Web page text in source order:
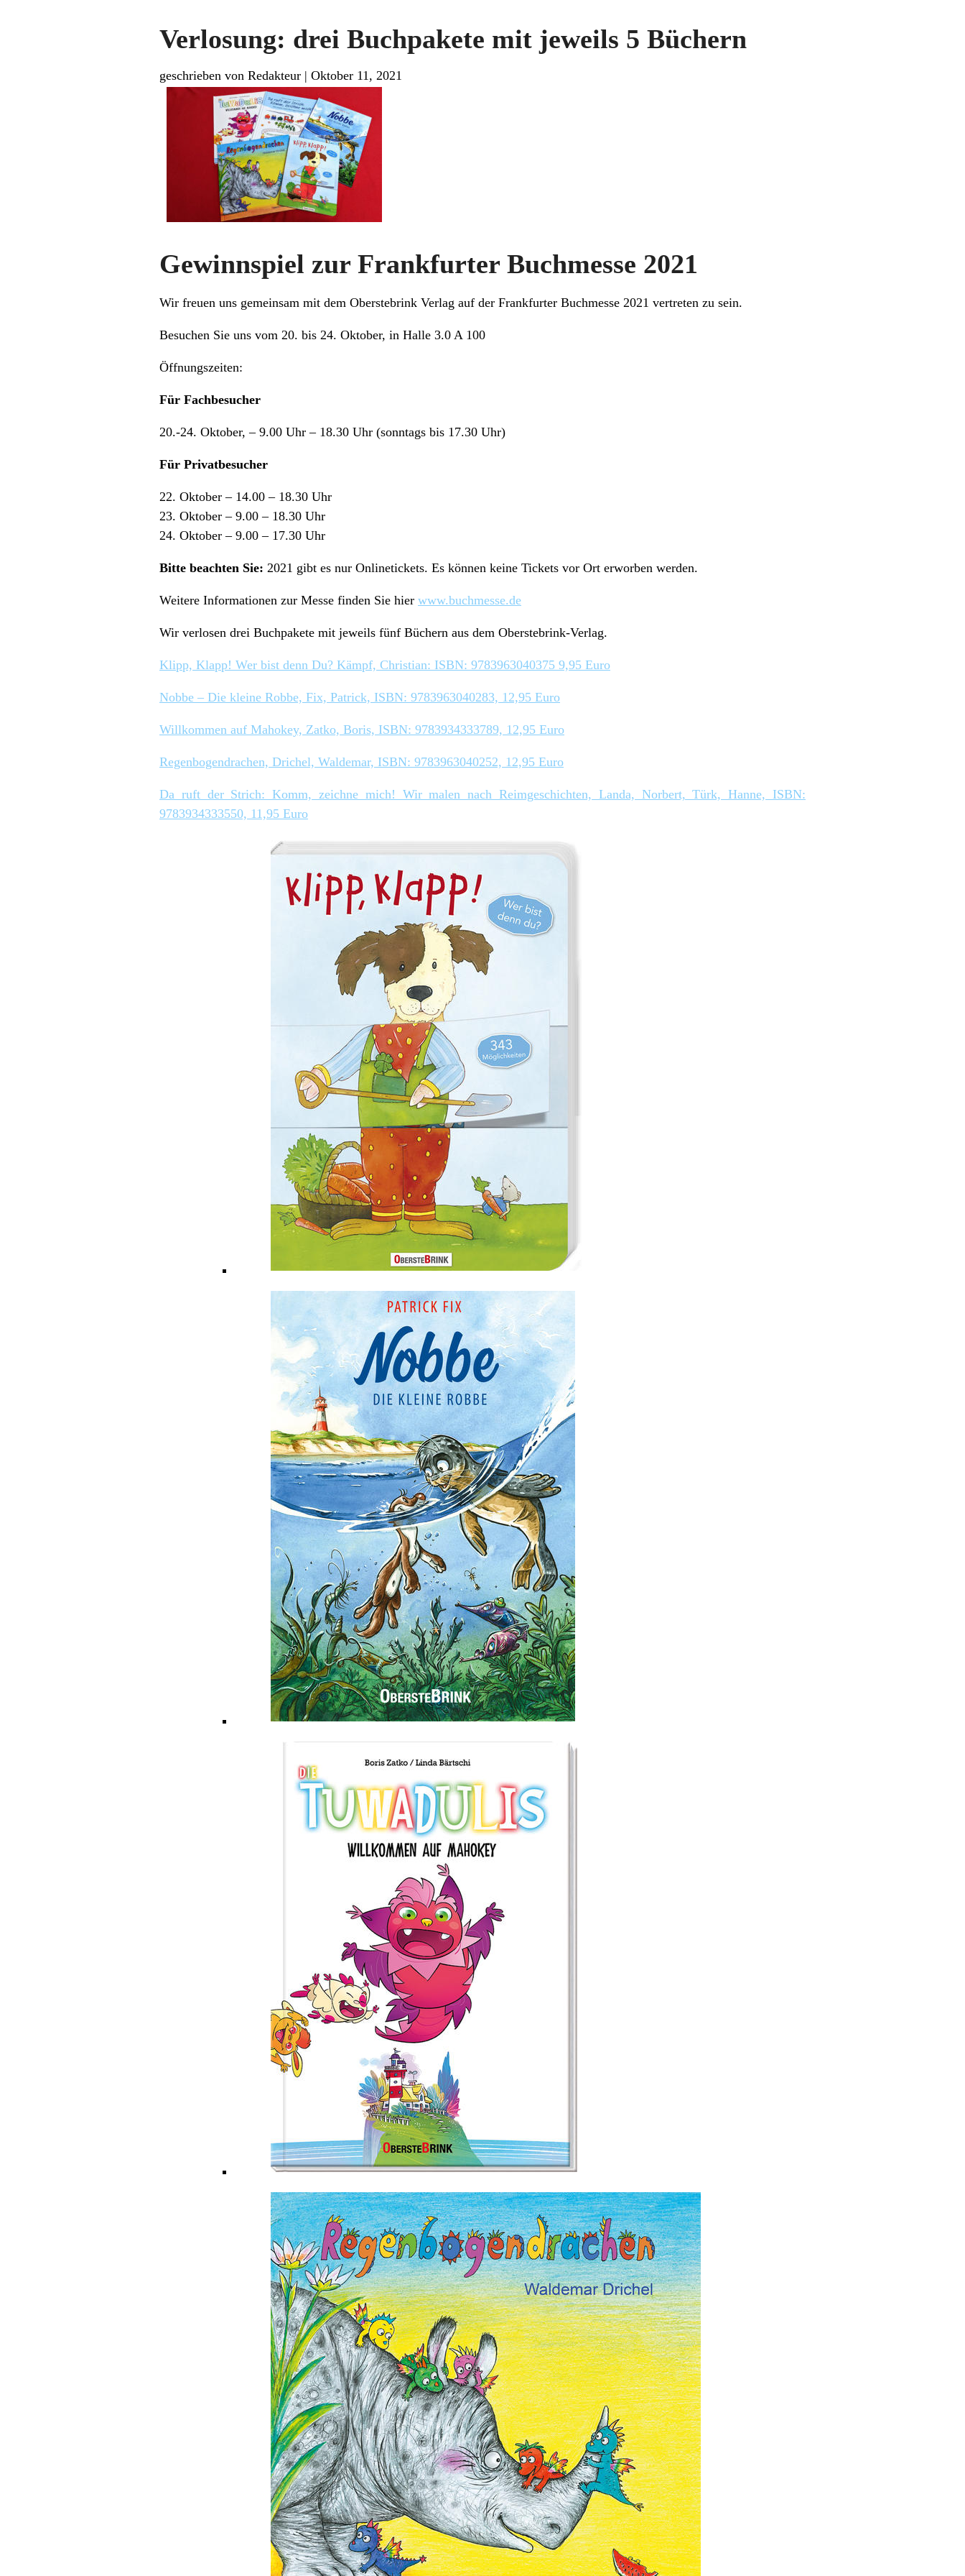
Verlosung: drei Buchpakete mit jeweils 5 Büchern
geschrieben von Redakteur | Oktober 11, 2021
Gewinnspiel zur Frankfurter Buchmesse 2021
Wir freuen uns gemeinsam mit dem Oberstebrink Verlag auf der Frankfurter Buchmesse 2021 vertreten zu sein.
Besuchen Sie uns vom 20. bis 24. Oktober, in Halle 3.0 A 100
Öffnungszeiten:
Für Fachbesucher
20.-24. Oktober, – 9.00 Uhr – 18.30 Uhr (sonntags bis 17.30 Uhr)
Für Privatbesucher
22. Oktober – 14.00 – 18.30 Uhr
23. Oktober – 9.00 – 18.30 Uhr
24. Oktober – 9.00 – 17.30 Uhr
Bitte beachten Sie: 2021 gibt es nur Onlinetickets. Es können keine Tickets vor Ort erworben werden.
Weitere Informationen zur Messe finden Sie hier www.buchmesse.de
Wir verlosen drei Buchpakete mit jeweils fünf Büchern aus dem Oberstebrink-Verlag.
Klipp, Klapp! Wer bist denn Du? Kämpf, Christian: ISBN: 9783963040375 9,95 Euro
Nobbe – Die kleine Robbe, Fix, Patrick, ISBN: 9783963040283, 12,95 Euro
Willkommen auf Mahokey, Zatko, Boris, ISBN: 9783934333789, 12,95 Euro
Regenbogendrachen, Drichel, Waldemar, ISBN: 9783963040252, 12,95 Euro
Da ruft der Strich: Komm, zeichne mich! Wir malen nach Reimgeschichten, Landa, Norbert, Türk, Hanne, ISBN:
9783934333550, 11,95 Euro